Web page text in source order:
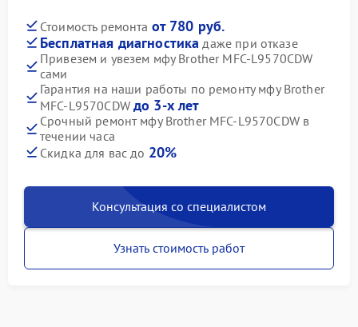
Стоимость ремонта от 780 руб.
Бесплатная диагностика даже при отказе
Привезем и увезем мфу Brother MFC-L9570CDW
сами
Гарантия на наши работы по ремонту мфу Brother
MFC-L9570CDW до 3-х лет
Срочный ремонт мфу Brother MFC-L9570CDW в
течении часа
Скидка для вас до 20%
Консультация со специалистом
Узнать стоимость работ